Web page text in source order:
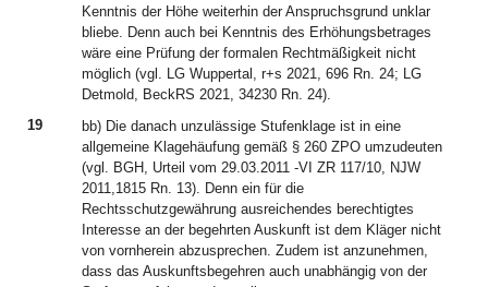
Kenntnis der Höhe weiterhin der Anspruchsgrund unklar
bliebe. Denn auch bei Kenntnis des Erhöhungsbetrages
wäre eine Prüfung der formalen Rechtmäßigkeit nicht
möglich (vgl. LG Wuppertal, r+s 2021, 696 Rn. 24; LG
Detmold, BeckRS 2021, 34230 Rn. 24).
19
bb) Die danach unzulässige Stufenklage ist in eine
allgemeine Klagehäufung gemäß § 260 ZPO umzudeuten
(vgl. BGH, Urteil vom 29.03.2011 -VI ZR 117/10, NJW
2011,1815 Rn. 13). Denn ein für die
Rechtsschutzgewährung ausreichendes berechtigtes
Interesse an der begehrten Auskunft ist dem Kläger nicht
von vornherein abzusprechen. Zudem ist anzunehmen,
dass das Auskunftsbegehren auch unabhängig von der